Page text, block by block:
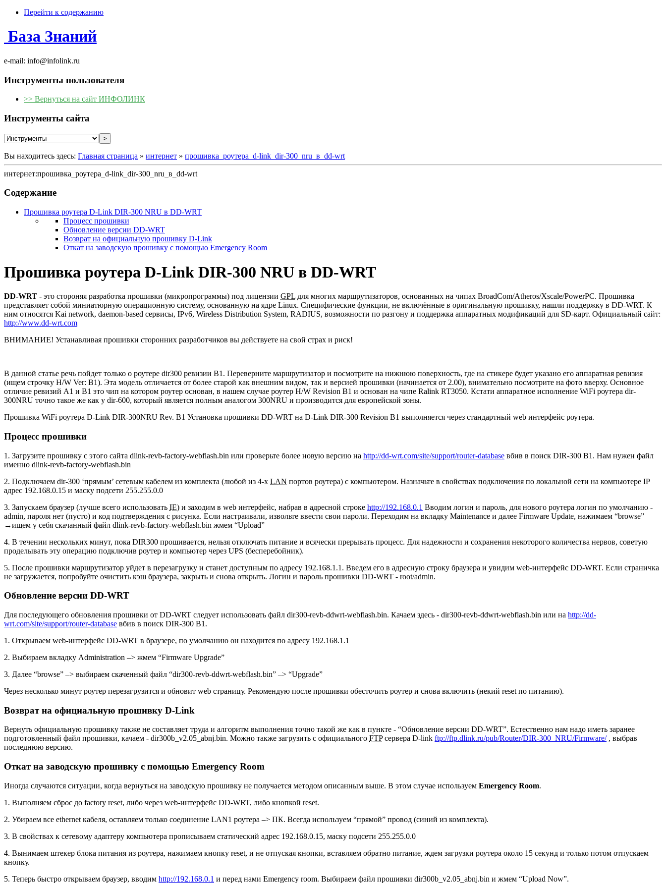
Перейти к содержанию
База Знаний
e-mail: info@infolink.ru
Инструменты пользователя
>> Вернуться на сайт ИНФОЛИНК
Инструменты сайта
Вы находитесь здесь: Главная страница » интернет » прошивка_роутера_d-link_dir-300_nru_в_dd-wrt
интернет:прошивка_роутера_d-link_dir-300_nru_в_dd-wrt
Содержание
Прошивка роутера D-Link DIR-300 NRU в DD-WRT
Процесс прошивки
Обновление версии DD-WRT
Возврат на официальную прошивку D-Link
Откат на заводскую прошивку с помощью Emergency Room
Прошивка роутера D-Link DIR-300 NRU в DD-WRT
DD-WRT - это стороняя разработка прошивки (микропрограммы) под лицензии GPL для многих маршрутизаторов, основанных на чипах BroadCom/Atheros/Xscale/PowerPC. Прошивка
представляет собой миниатюрную операционную систему, основанную на ядре Linux. Специфические функции, не включённые в оригинальную прошивку, нашли поддержку в DD-WRT. К
ним относятся Kai network, daemon-based сервисы, IPv6, Wireless Distribution System, RADIUS, возможности по разгону и поддержка аппаратных модификаций для SD-карт. Официальный сайт:
http://www.dd-wrt.com
ВНИМАНИЕ! Устанавливая прошивки сторонних разработчиков вы действуете на свой страх и риск!
В данной статье речь пойдет только о роутере dir300 ревизии В1. Переверните маршрутизатор и посмотрите на нижнюю поверхность, где на стикере будет указано его аппаратная ревизия
(ищем строчку H/W Ver: B1). Эта модель отличается от более старой как внешним видом, так и версией прошивки (начинается от 2.00), внимательно посмотрите на фото вверху. Основное
отличие ревизий А1 и В1 это чип на котором роутер основан, в нашем случае роутер H/W Revision B1 и основан на чипе Ralink RT3050. Кстати аппаратное исполнение WiFi роутера dir-
300NRU точно такое же как у dir-600, который является полным аналогом 300NRU и производится для европейской зоны.
Прошивка WiFi роутера D-Link DIR-300NRU Rev. B1 Установка прошивки DD-WRT на D-Link DIR-300 Revision B1 выполняется через стандартный web интерфейс роутера.
Процесс прошивки
1. Загрузите прошивку с этого сайта dlink-revb-factory-webflash.bin или проверьте более новую версию на http://dd-wrt.com/site/support/router-database вбив в поиск DIR-300 B1. Нам нужен файл
именно dlink-revb-factory-webflash.bin
2. Подключаем dir-300 ‘прямым’ сетевым кабелем из комплекта (любой из 4-х LAN портов роутера) с компьютером. Назначьте в свойствах подключения по локальной сети на компьютере IP
адрес 192.168.0.15 и маску подсети 255.255.0.0
3. Запускаем браузер (лучше всего использовать IE) и заходим в web интерфейс, набрав в адресной строке http://192.168.0.1 Вводим логин и пароль, для нового роутера логин по умолчанию -
admin, пароля нет (пусто) и код подтверждения с рисунка. Если настраивали, извольте ввести свои пароли. Переходим на вкладку Maintenance и далее Firmware Update, нажимаем “browse”
→ищем у себя скачанный файл dlink-revb-factory-webflash.bin жмем “Upload”
4. В течении нескольких минут, пока DIR300 прошивается, нельзя отключать питание и всячески прерывать процесс. Для надежности и сохранения некоторого количества нервов, советую
проделывать эту операцию подключив роутер и компьютер через UPS (бесперебойник).
5. После прошивки маршрутизатор уйдет в перезагрузку и станет доступным по адресу 192.168.1.1. Введем его в адресную строку браузера и увидим web-интерфейс DD-WRT. Если страничка
не загружается, попробуйте очистить кэш браузера, закрыть и снова открыть. Логин и пароль прошивки DD-WRT - root/admin.
Обновление версии DD-WRT
Для последующего обновления прошивки от DD-WRT следует использовать файл dir300-revb-ddwrt-webflash.bin. Качаем здесь - dir300-revb-ddwrt-webflash.bin или на http://dd-
wrt.com/site/support/router-database вбив в поиск DIR-300 B1.
1. Открываем web-интерфейс DD-WRT в браузере, по умолчанию он находится по адресу 192.168.1.1
2. Выбираем вкладку Administration –> жмем “Firmware Upgrade”
3. Далее “browse” –> выбираем скаченный файл “dir300-revb-ddwrt-webflash.bin” –> “Upgrade”
Через несколько минут роутер перезагрузится и обновит web страницу. Рекомендую после прошивки обесточить роутер и снова включить (некий reset по питанию).
Возврат на официальную прошивку D-Link
Вернуть официальную прошивку также не составляет труда и алгоритм выполнения точно такой же как в пункте - “Обновление версии DD-WRT”. Естественно нам надо иметь заранее
подготовленный файл прошивки, качаем - dir300b_v2.05_abnj.bin. Можно также загрузить с официального FTPсервера D-link ftp://ftp.dlink.ru/pub/Router/DIR-300_NRU/Firmware/, выбрав
последнюю версию.
Откат на заводскую прошивку с помощью Emergency Room
Иногда случаются ситуации, когда вернуться на заводскую прошивку не получается методом описанным выше. В этом случае используем Emergency Room.
1. Выполняем сброс до factory reset, либо через web-интерфейс DD-WRT, либо кнопкой reset.
2. Убираем все ethernet кабеля, оставляем только соединение LAN1 роутера –> ПК. Всегда используем “прямой” провод (синий из комплекта).
3. В свойствах к сетевому адаптеру компьютера прописываем статический адрес 192.168.0.15, маску подсети 255.255.0.0
4. Вынимаем штекер блока питания из роутера, нажимаем кнопку reset, и не отпуская кнопки, вставляем обратно питание, ждем загрузки роутера около 15 секунд и только потом отпускаем
кнопку.
5. Теперь быстро открываем браузер, вводим http://192.168.0.1 и перед нами Emergency room. Выбираем файл прошивки dir300b_v2.05_abnj.bin и жмем “Upload Now”.